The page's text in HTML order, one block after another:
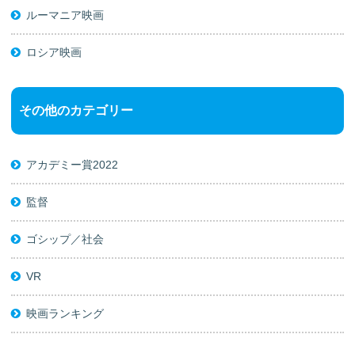
ルーマニア映画
ロシア映画
その他のカテゴリー
アカデミー賞2022
監督
ゴシップ／社会
VR
映画ランキング